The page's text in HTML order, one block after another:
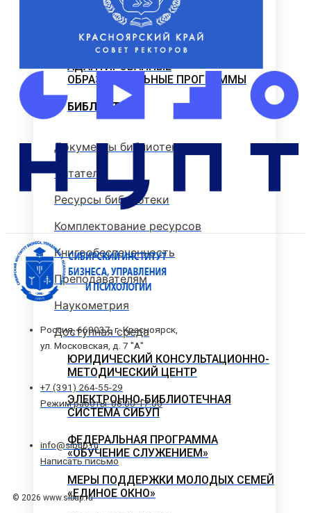
ОЦЕНКА КАЧЕСТВА ОБРАЗОВАНИЯ
ДЕМОНСТРАЦИОННЫЙ ЭКЗАМЕН
АДАПТИРОВАННЫЕ
ОБРАЗОВАТЕЛЬНЫЕ ПРОГРАММЫ
БИБЛИОТЕКА
Документы библиотеки
Читателю
Ресурсы библиотеки
Комплектование ресурсов
Книгообеспеченность
Преподавателям
Наукометрия
Доступная среда
ЮРИДИЧЕСКИЙ КОНСУЛЬТАЦИОННО-
МЕТОДИЧЕСКИЙ ЦЕНТР
ЭЛЕКТРОННО-БИБЛИОТЕЧНАЯ
СИСТЕМА СИБУП
ФЕДЕРАЛЬНАЯ ПРОГРАММА
«ОБУЧЕНИЕ СЛУЖЕНИЕМ»
МЕРЫ ПОДДЕРЖКИ МОЛОДЫХ СЕМЕЙ
«ЕДИНОЕ ОКНО»
Россия, 660037, г. Красноярск,
ул. Московская, д. 7 "А"
+7 (391) 264-55-29
Режим работы: 08.00-17.00
info@sibup.ru
Написать письмо
© 2026 www.sibup.ru